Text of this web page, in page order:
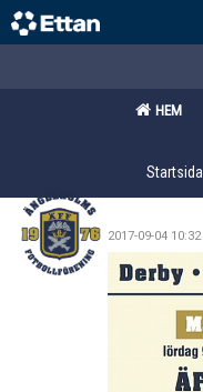
HEM
Startsida
2017-09-04 10:32